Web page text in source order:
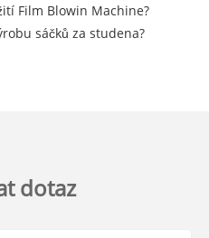
Film Blowin Machine?
sáčků za studena?
dotaz